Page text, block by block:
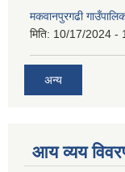
मकवानपुरगढी
मिति: 10/17/2024 -
अन्य
आय व्यय